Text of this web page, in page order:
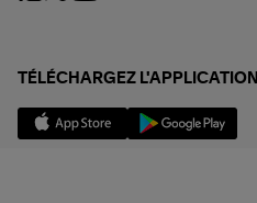
TÉLÉCHARGEZ L'APPLICATION